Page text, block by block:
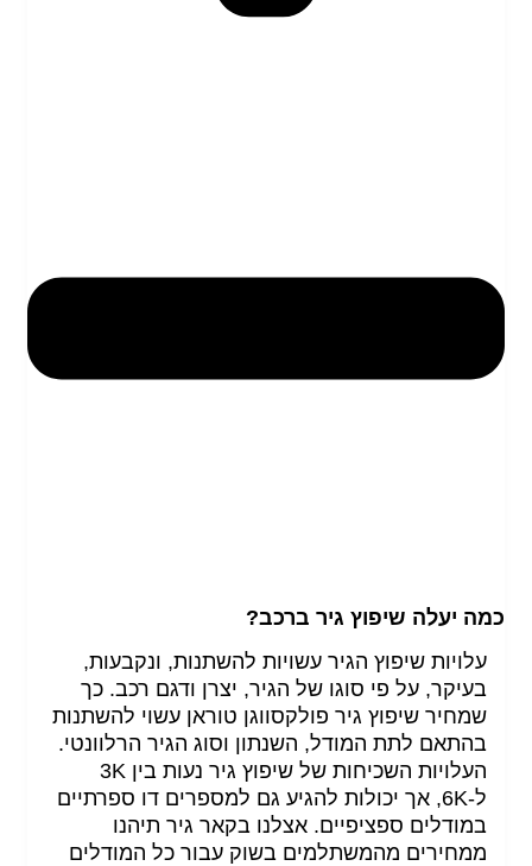
כמה יעלה שיפוץ גיר ברכב?
עלויות שיפוץ הגיר עשויות להשתנות, ונקבעות,
בעיקר, על פי סוגו של הגיר, יצרן ודגם רכב. כך
שמחיר שיפוץ גיר פולקסווגן טוראן עשוי להשתנות
בהתאם לתת המודל, השנתון וסוג הגיר הרלוונטי.
העלויות השכיחות של שיפוץ גיר נעות בין 3K
ל-6K, אך יכולות להגיע גם למספרים דו ספרתיים
במודלים ספציפיים. אצלנו בקאר גיר תיהנו
ממחירים מהמשתלמים בשוק עבור כל המודלים